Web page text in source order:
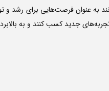
به عنوان فرصت‌هایی برای رشد و
تجربه‌های جدید کسب کنند و به